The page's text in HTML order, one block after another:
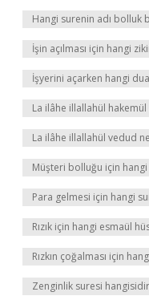
Hangi surenin adı bolluk
İşin açılması için hangi
İşyerini açarken hangi
La ilâhe illallahül
La ilâhe illallahül vedud
Müşteri bolluğu için
Para gelmesi için hangi
Rızık için hangi esmaül
Rızkın çoğalması için
Zenginlik suresi hangisidir